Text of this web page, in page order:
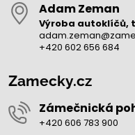
Adam Zeman
Výroba autoklíčů,
+420 602 656 684
Zamecky.cz
Zámečnická
+420 606 783 900